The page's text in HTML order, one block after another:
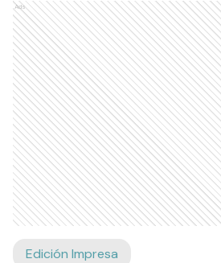
Ads
Edición Impresa